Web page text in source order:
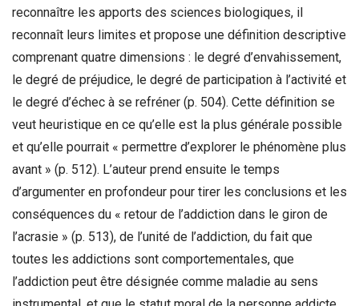
reconnaître les apports des sciences biologiques, il
reconnaît leurs limites et propose une définition descriptive
comprenant quatre dimensions : le degré d’envahissement,
le degré de préjudice, le degré de participation à l’activité et
le degré d’échec à se refréner (p. 504). Cette définition se
veut heuristique en ce qu’elle est la plus générale possible
et qu’elle pourrait « permettre d’explorer le phénomène plus
avant » (p. 512). L’auteur prend ensuite le temps
d’argumenter en profondeur pour tirer les conclusions et les
conséquences du « retour de l’addiction dans le giron de
l’acrasie » (p. 513), de l’unité de l’addiction, du fait que
toutes les addictions sont comportementales, que
l’addiction peut être désignée comme maladie au sens